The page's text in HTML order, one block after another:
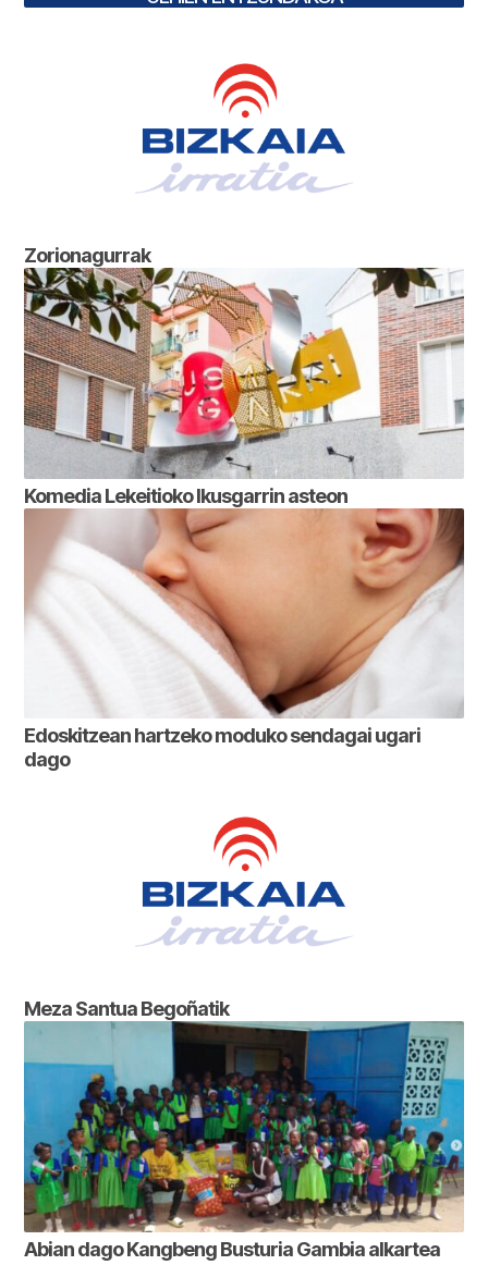
Zorionagurrak
Komedia Lekeitioko Ikusgarrin asteon
Edoskitzean hartzeko moduko sendagai ugari
dago
Meza Santua Begoñatik
Abian dago Kangbeng Busturia Gambia alkartea